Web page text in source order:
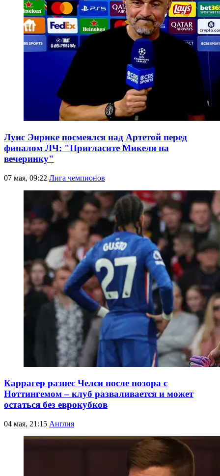
Луис Энрике посмеялся над Артетой перед
финалом ЛЧ: "Пригласите Микеля на
вечеринку"
07 мая, 09:22 Лига чемпионов
Каррагер разнес Челси после позора с
Ноттингемом – клуб разваливается и может
остаться без еврокубков
04 мая, 21:15 Англия